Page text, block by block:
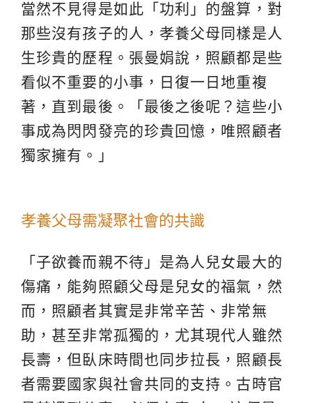
當然不見得是如此「功利」的盤算，對
那些沒有孩子的人，孝養父母同樣是人
生珍貴的歷程。張曼娟說，照顧都是些
看似不重要的小事，日復一日地重複
著，直到最後。「最後之後呢？這些小
事成為閃閃發亮的珍貴回憶，唯照顧者
獨家擁有。」
孝養父母需凝聚社會的共識
「子欲養而親不待」是為人兒女最大的
傷痛，能夠照顧父母是兒女的福氣，然
而，照顧者其實是非常辛苦、非常無
助，甚至非常孤獨的，尤其現代人雖然
長壽，但臥床時間也同步拉長，照顧長
者需要國家與社會共同的支持。古時官